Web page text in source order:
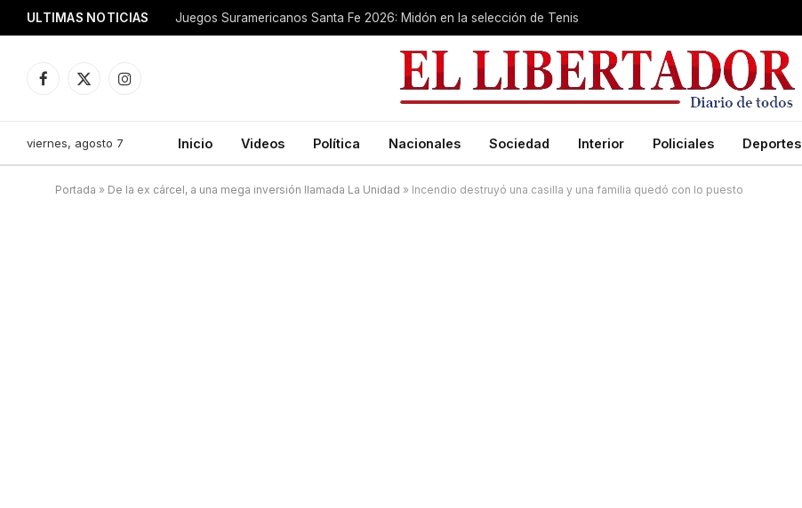
ULTIMAS NOTICIAS Juegos Suramericanos Santa Fe 2026: Midón en la selección de Tenis
Facebook
X
Instagram
viernes, agosto 7 Inicio Videos Política Nacionales Sociedad Interior Policiales Deportes
Portada » De la ex cárcel, a una mega inversión llamada La Unidad » Incendio destruyó una casilla y una familia quedó con lo puesto